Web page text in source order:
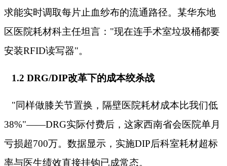
求能实时调取每片止血纱布的流通路径。某华东地
区医院耗材科主任坦言："现在连手术室垃圾桶都要
安装RFID读写器"。
1.2 DRG/DIP改革下的成本绞杀战
"同样做膝关节置换，隔壁医院耗材成本比我们低
38%"——DRG实际付费后，这家西南省会医院单月
亏损超700万。数据显示，实施DIP后科室耗材超标
率与医生绩效直接挂钩已成常态。